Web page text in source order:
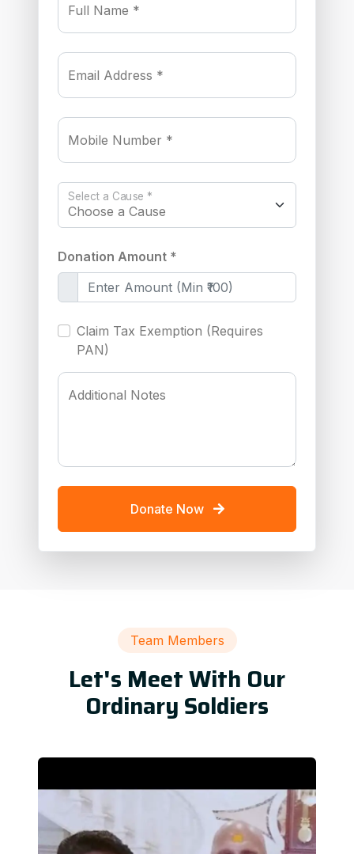
Full Name *
Email Address *
Mobile Number *
Select a Cause *
Donation Amount *
Claim Tax Exemption (Requires
PAN)
Additional Notes
Donate Now
Team Members
Let's Meet With Our
Ordinary Soldiers